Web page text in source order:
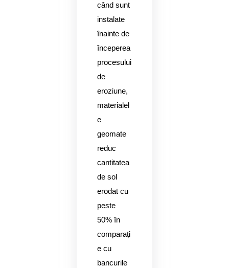
când sunt
instalate
înainte de
începerea
procesului
de
eroziune,
materialel
e
geomate
reduc
cantitatea
de sol
erodat cu
peste
50% în
comparați
e cu
bancurile